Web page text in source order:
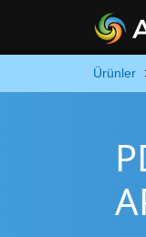
Ürünler